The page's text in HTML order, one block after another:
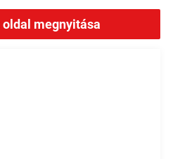
oldal megnyitása